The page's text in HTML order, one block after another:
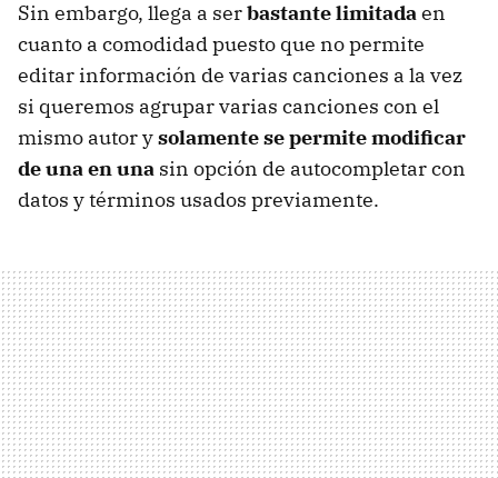
Sin embargo, llega a serbastante limitadaen
cuanto a comodidad puesto que no permite
editar información de varias canciones a la vez
si queremos agrupar varias canciones con el
mismo autor ysolamente se permite modificar
de una en una sin opción de autocompletar con
datos y términos usados previamente.